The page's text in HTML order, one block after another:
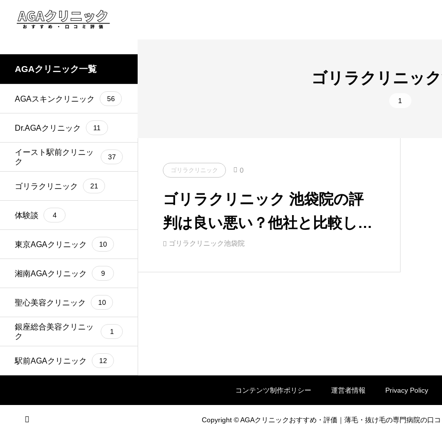
AGAクリニック一覧
AGAスキンクリニック 56
Dr.AGAクリニック 11
イースト駅前クリニッ
ク
37
ゴリラクリニック 21
体験談 4
東京AGAクリニック 10
湘南AGAクリニック 9
聖心美容クリニック 10
銀座総合美容クリニッ
ク
1
駅前AGAクリニック 12
ゴリラクリニッ
1
ゴリラクリニック 0
ゴリラクリニック 池袋院の評
判は良い悪い？他社と比較しな
がら口コミを徹底評価！
ゴリラクリニック池袋院
コンテンツ制作ポリシー 運営者情報 Privacy Policy
Copyright © AGAクリニックおすすめ・評価｜薄毛・抜け毛の専門病院の口